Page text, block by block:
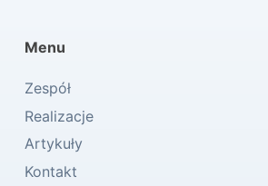
Menu
Zespół
Realizacje
Artykuły
Kontakt